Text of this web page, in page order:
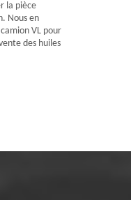
la pièce
Nous en
VL pour
des huiles